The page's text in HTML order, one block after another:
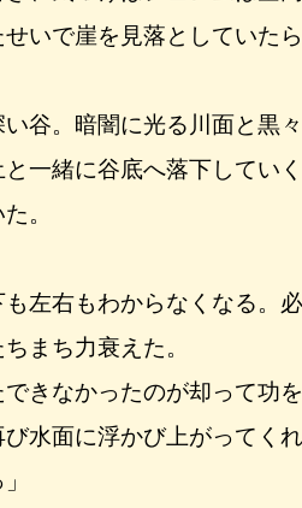
いで崖を見落としていたら
谷。暗闇に光る川面と黒
一緒に谷底へ落下してい
。
左右もわからなくなる。
まち力衰えた。
きなかったのが却って功
水面に浮かび上がってくれ